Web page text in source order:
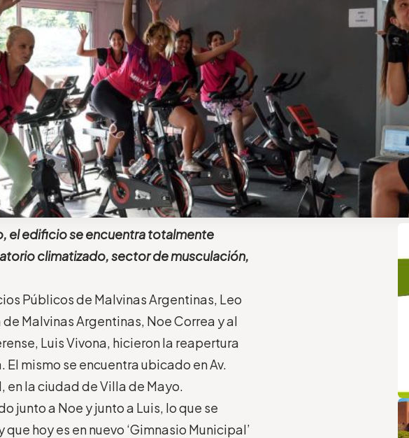
el edificio se encuentra totalmente
climatizado, sector de musculación,
Públicos de Malvinas Argentinas, Leo
Malvinas Argentinas, Noe Correa y al
Luis Vivona, hicieron la reapertura
mismo se encuentra ubicado en Av.
en la ciudad de Villa de Mayo.
junto a Noe y junto a Luis, lo que se
hoy es en nuevo ‘Gimnasio Municipal’